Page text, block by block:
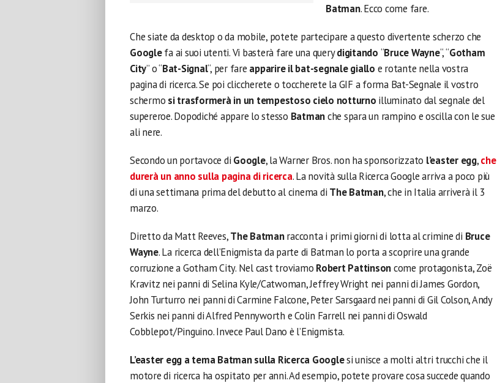
Batman. Ecco come fare.
Che siate da desktop o da mobile, potete partecipare a questo divertente scherzo che
Googlefa ai suoi utenti. Vi basterà fare una querydigitando “Bruce Wayne“, “Gotham
City” o “Bat-Signal“, per fare apparire il bat-segnale giallo e rotante nella vostra
pagina di ricerca. Se poi cliccherete o toccherete la GIF a forma Bat-Segnale il vostro
schermo si trasformerà in un tempestoso cielo notturno illuminato dal segnale del
supereroe. Dopodiché appare lo stesso Batmanche spara un rampino e oscilla con le sue
ali nere.
Secondo un portavoce di Google, la Warner Bros. non ha sponsorizzato l’easter egg,che
durerà un anno sulla pagina di ricerca. La novità sulla Ricerca Google arriva a poco più
di una settimana prima del debutto al cinema di The Batman, che in Italia arriverà il 3
marzo.
Diretto da Matt Reeves,The Batmanracconta i primi giorni di lotta al crimine di Bruce
Wayne. La ricerca dell’Enigmista da parte di Batman lo porta a scoprire una grande
corruzione a Gotham City. Nel cast troviamo Robert Pattinsoncome protagonista, Zoë
Kravitz nei panni di Selina Kyle/Catwoman, Jeffrey Wright nei panni di James Gordon,
John Turturro nei panni di Carmine Falcone, Peter Sarsgaard nei panni di Gil Colson, Andy
Serkis nei panni di Alfred Pennyworth e Colin Farrell nei panni di Oswald
Cobblepot/Pinguino. Invece Paul Dano è l’Enigmista.
L’easter egg a tema Batman sulla Ricerca Googlesi unisce a molti altri trucchi che il
motore di ricerca ha ospitato per anni. Ad esempio, potete provare cosa succede quando